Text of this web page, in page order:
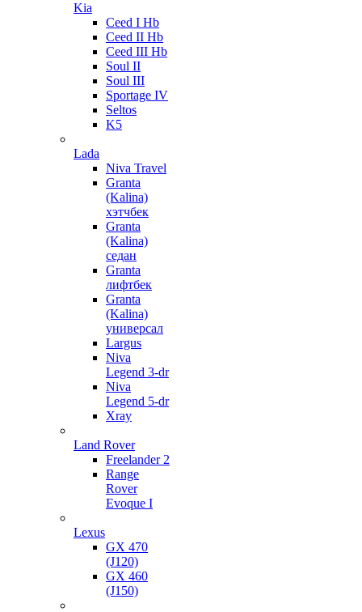
Kia
Ceed I Hb
Ceed II Hb
Ceed III Hb
Soul II
Soul III
Sportage IV
Seltos
K5
Lada
Niva Travel
Granta
(Kalina)
хэтчбек
Granta
(Kalina)
седан
Granta
лифтбек
Granta
(Kalina)
универсал
Largus
Niva
Legend 3-dr
Niva
Legend 5-dr
Xray
Land Rover
Freelander 2
Range
Rover
Evoque I
Lexus
GX 470
(J120)
GX 460
(J150)